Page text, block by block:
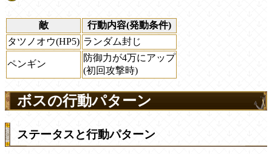
敵
行動内容(発動条件)
タツノオウ(HP5) ランダム封じ
ペンギン
防御力が4万にアップ
(初回攻撃時)
ボスの行動パターン
ステータスと行動パターン